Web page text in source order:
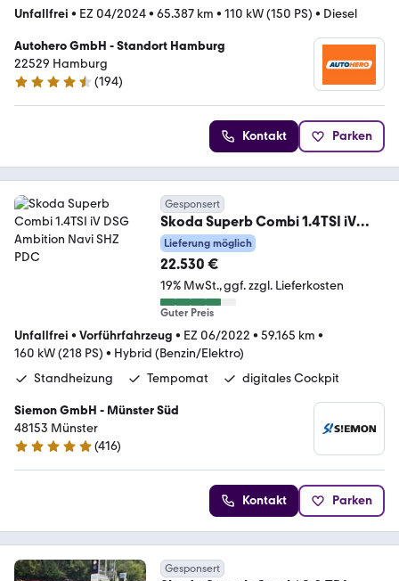
Unfallfrei • EZ 04/2024• 65.387 km • 110 kW (150 PS) • Diesel
Autohero GmbH - Standort Hamburg
22529 Hamburg
4.6 Sterne
(194)
Kontakt Parken
Gesponsert
Skoda Superb Combi 1.4TSI iV
DSG Ambition Navi SHZ PDC
Lieferung möglich
22.530 €
19% MwSt. ggf. zzgl. Lieferkosten
Guter Preis
Unfallfrei • Vorführfahrzeug • EZ 06/2022 • 59.165 km •
160 kW (218 PS) • Hybrid (Benzin/Elektro)
Standheizung
Tempomat digitales Cockpit
Siemon GmbH - Münster Süd
48153 Münster
4.8 Sterne
(416)
Kontakt Parken
Gesponsert